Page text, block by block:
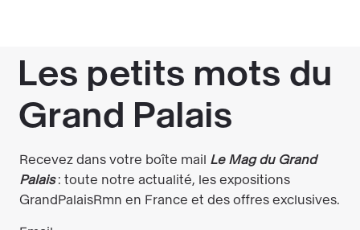
révéler leurs œuvres, et un rendez-vous
incontournable pour les amateurs et les
professionnels pour découvrir ces artistes venus
du monde entier.
Les quatre salons historiques de Paris sont
réunis sous le nom ART CAPITAL: Les Artistes